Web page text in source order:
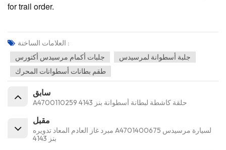
for trail order.
العلامات الساخنة :
جلبات أكمام مرسيدس أكتورس
جلبة أسطوانة لمرسيدس
طقم بطانات أسطوانات المحرك
سابق
A4700110259 حلقة كاشطة لبطانة أسطوانة بنز 4143
مقبل
مبرد غاز العادم المعاد تدويره A4701400675 لسيارة مرسيدس
بنز 4143